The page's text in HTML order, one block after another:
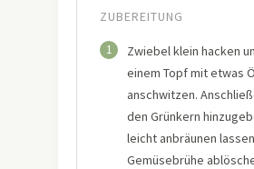
ZUBEREITUNG
1
Zwiebel klein hacken
einem Topf mit etwas
anschwitzen.
den Grünkern
leicht anbräunen
Gemüsebrühe